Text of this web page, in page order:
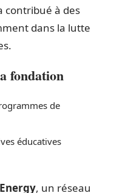
contribué à des
dans la lutte
fondation
de
éducatives
, un réseau